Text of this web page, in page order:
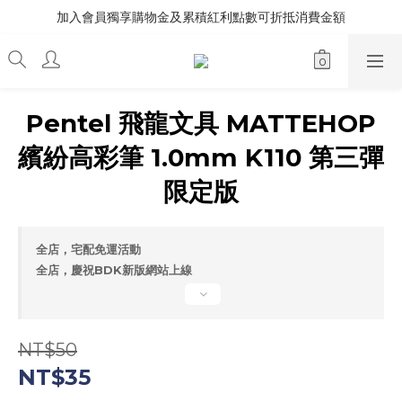
加入會員獨享購物金及累積紅利點數可折抵消費金額
Pentel 飛龍文具 MATTEHOP
繽紛高彩筆 1.0mm K110 第三彈
限定版
全店，宅配免運活動
全店，慶祝BDK新版網站上線
NT$50
NT$35